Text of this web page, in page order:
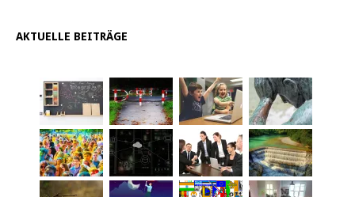
AKTUELLE BEITRÄGE